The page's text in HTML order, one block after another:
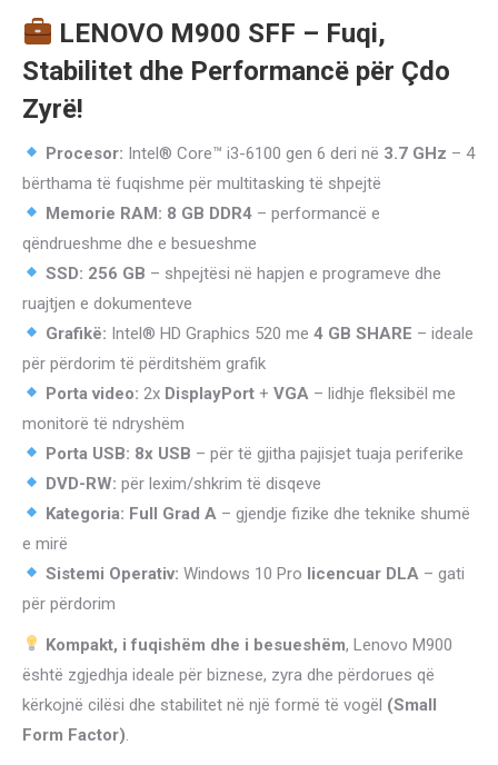
L10500.L8500.
LENOVO M900 SFF – Fuqi,
Stabilitet dhe Performancë për Çdo
Zyrë!
Procesor: Intel® Core™ i3-6100 gen 6 deri në 3.7 GHz – 4
bërthama të fuqishme për multitasking të shpejtë
Memorie RAM: 8 GB DDR4 – performancë e
qëndrueshme dhe e besueshme
SSD: 256 GB – shpejtësi në hapjen e programeve dhe
ruajtjen e dokumenteve
Grafikë: Intel® HD Graphics 520 me4 GB SHARE – ideale
për përdorim të përditshëm grafik
Porta video: 2x DisplayPort +VGA – lidhje fleksibël me
monitorë të ndryshëm
Porta USB: 8x USB – për të gjitha pajisjet tuaja periferike
DVD-RW: për lexim/shkrim të disqeve
Kategoria: Full Grad A – gjendje fizike dhe teknike shumë
e mirë
Sistemi Operativ: Windows 10 Pro licencuar DLA – gati
për përdorim
Kompakt, i fuqishëm dhe i besueshëm, Lenovo M900
është zgjedhja ideale për biznese, zyra dhe përdorues që
kërkojnë cilësi dhe stabilitet në një formë të vogël (Small
Form Factor)